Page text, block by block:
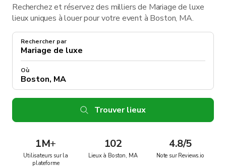
Recherchez et réservez des milliers de Mariage de luxe
lieux uniques à louer pour votre event à Boston, MA.
Rechercher par
Où
Trouver lieux
1M+
Utilisateurs sur la
plateforme
102
Lieux à Boston, MA
4.8/5
Note sur Reviews.io